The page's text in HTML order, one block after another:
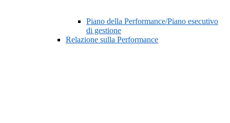
Piano della Performance/Piano esecutivo
di gestione
Relazione sulla Performance